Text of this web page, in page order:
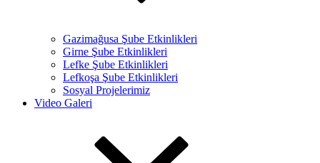
Gazimağusa Şube Etkinlikleri
Girne Şube Etkinlikleri
Lefke Şube Etkinlikleri
Lefkoşa Şube Etkinlikleri
Sosyal Projelerimiz
Video Galeri